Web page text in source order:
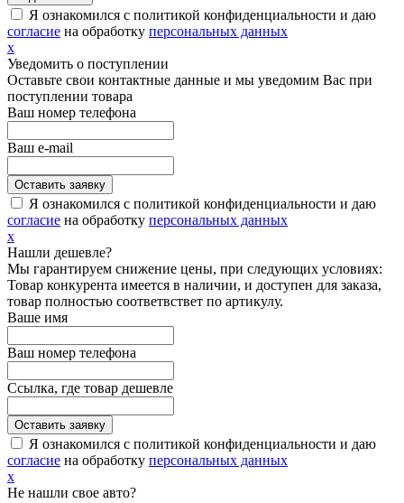
Я ознакомился с политикой конфиденциальности и даю
согласие на обработку персональных данных
х
Уведомить о поступлении
Оставьте свои контактные данные и мы уведомим Вас при
поступлении товара
Ваш номер телефона
Ваш e-mail
Я ознакомился с политикой конфиденциальности и даю
согласие на обработку персональных данных
х
Нашли дешевле?
Мы гарантируем снижение цены, при следующих условиях:
Товар конкурента имеется в наличии, и доступен для заказа,
товар полностью соответвствет по артикулу.
Ваше имя
Ваш номер телефона
Ссылка, где товар дешевле
Я ознакомился с политикой конфиденциальности и даю
согласие на обработку персональных данных
х
Не нашли свое авто?